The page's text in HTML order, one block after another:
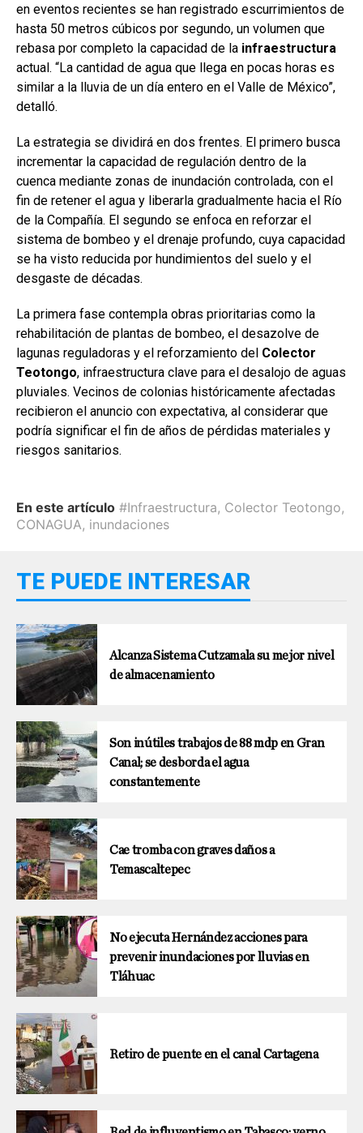
en eventos recientes se han registrado escurrimientos de
hasta 50 metros cúbicos por segundo, un volumen que
rebasa por completo la capacidad de la infraestructura
actual. “La cantidad de agua que llega en pocas horas es
similar a la lluvia de un día entero en el Valle de México”,
detalló.
La estrategia se dividirá en dos frentes. El primero busca
incrementar la capacidad de regulación dentro de la
cuenca mediante zonas de inundación controlada, con el
fin de retener el agua y liberarla gradualmente hacia el Río
de la Compañía. El segundo se enfoca en reforzar el
sistema de bombeo y el drenaje profundo, cuya capacidad
se ha visto reducida por hundimientos del suelo y el
desgaste de décadas.
La primera fase contempla obras prioritarias como la
rehabilitación de plantas de bombeo, el desazolve de
lagunas reguladoras y el reforzamiento del Colector
Teotongo, infraestructura clave para el desalojo de aguas
pluviales. Vecinos de colonias históricamente afectadas
recibieron el anuncio con expectativa, al considerar que
podría significar el fin de años de pérdidas materiales y
riesgos sanitarios.
En este artículo #Infraestructura, Colector Teotongo,
CONAGUA, inundaciones
TE PUEDE INTERESAR
Alcanza Sistema Cutzamala su mejor nivel
de almacenamiento
Son inútiles trabajos de 88 mdp en Gran
Canal; se desborda el agua
constantemente
Cae tromba con graves daños a
Temascaltepec
No ejecuta Hernández acciones para
prevenir inundaciones por lluvias en
Tláhuac
Retiro de puente en el canal Cartagena